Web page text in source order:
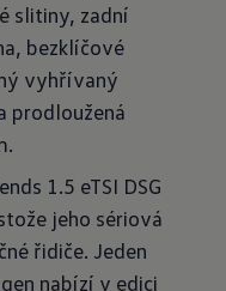
slitiny, zadní
bezklíčové
vyhřívaný
prodloužená
1.5 eTSI DSG
jeho sériová
řidiče. Jeden
nabízí v edici